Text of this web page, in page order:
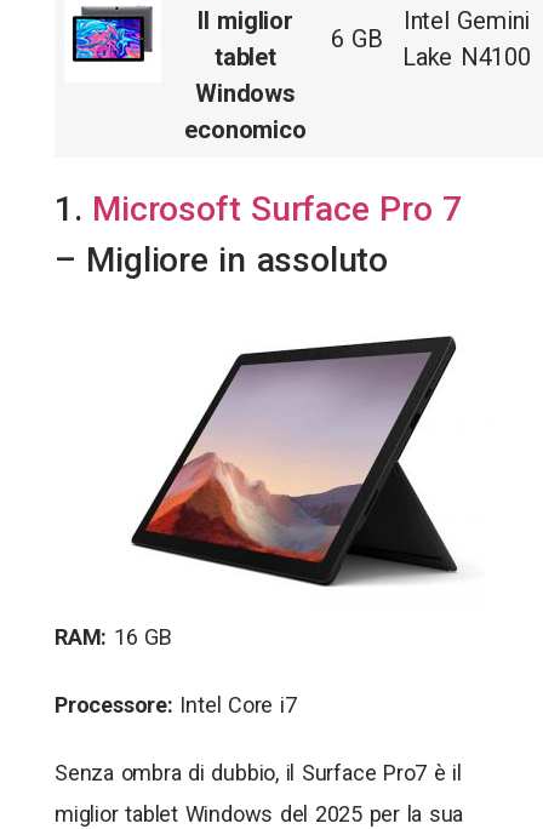
Il miglior
tablet
Windows
economico
6 GB
Intel Gemini
Lake N4100
1. Microsoft Surface Pro 7
– Migliore in assoluto
RAM: 16 GB
Processore: Intel Core i7
Senza ombra di dubbio, il Surface Pro7 è il
miglior tablet Windows del 2025 per la sua